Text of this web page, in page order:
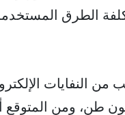
الطرق
من النفايات